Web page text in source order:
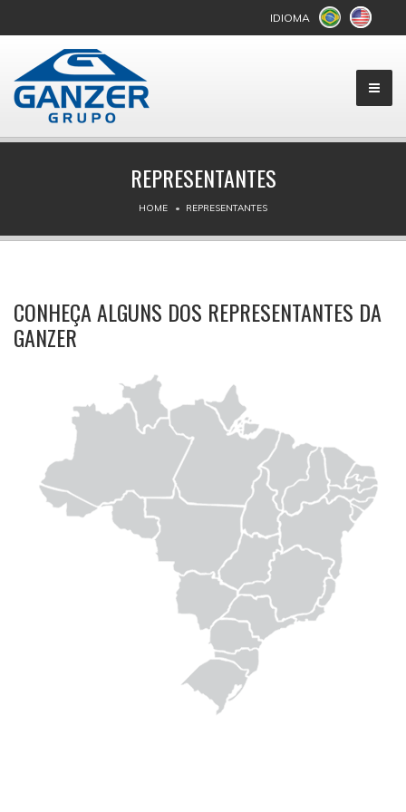
IDIOMA
REPRESENTANTES
HOME REPRESENTANTES
CONHEÇA ALGUNS DOS REPRESENTANTES DA
GANZER